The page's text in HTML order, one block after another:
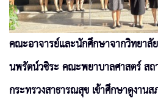
คณะอาจารย์และนักศึกษาจากวิทยา
นพรัตน์วชิระ คณะพยาบาลศาสตร์ ส
กระทรวงสาธารณสุข เข้าศึกษาดูงาน